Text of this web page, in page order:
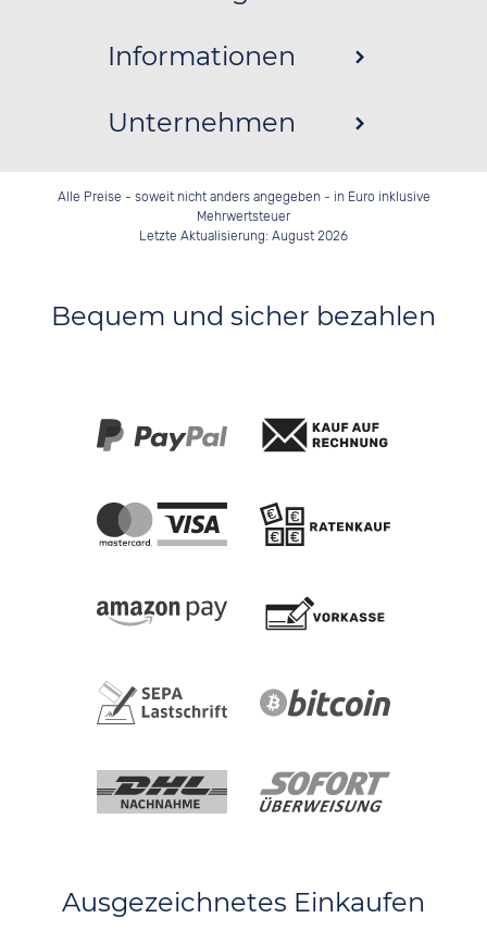
Informationen
Unternehmen
Alle Preise - soweit nicht anders angegeben - in Euro inklusive
Mehrwertsteuer
Letzte Aktualisierung: August 2026
Bequem und sicher bezahlen
Ausgezeichnetes Einkaufen